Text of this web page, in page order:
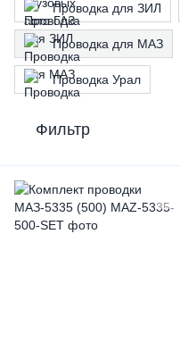
Проводка для ЗИЛ
Проводка для МАЗ
Проводка Урал
Фильтр